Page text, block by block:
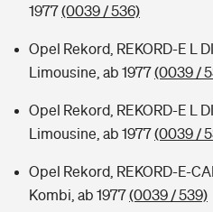
1977(0039 / 536)
Opel Rekord, REKORD-E L
Limousine, ab 1977(0039 /
Opel Rekord, REKORD-E L
Limousine, ab 1977(0039 /
Opel Rekord, REKORD-E-
Kombi, ab 1977(0039 / 539)